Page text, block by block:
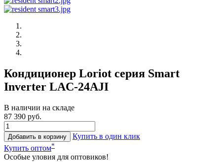
Кондиционер Loriot cерия Smart
Inverter LAC-24AJI
В наличии на складе
87 390 руб.
Добавить в корзину
Купить в один клик
Купить оптом*
Особые уловия для оптовиков!